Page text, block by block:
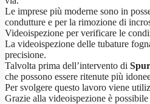
Le imprese più moderne sono in
condutture e per la rimozione di
Videoispezione per verificare le
La videoispezione delle tubature
precisione.
Talvolta prima dell’intervento di
che possono essere ritenute più
Per svolgere questo lavoro viene
Grazie alla videoispezione è